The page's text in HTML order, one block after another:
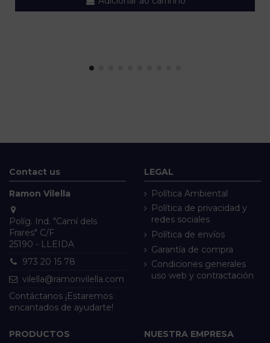
Contact us
Ramon Vilella
Políg. Ind. "Camí dels
Frares" C/F
25190 - LLEIDA
973 20 15 78
vilella@ramonvilella.com
Contáctanos ¡Estaremos
encantados de ayudarte!
LEGAL
Política Ambiental
Política de privacidad y
redes sociales
Política de envíos
Garantía de compra
Condiciones generales
uso web y contractación
PRODUCTOS NUESTRA EMPRESA